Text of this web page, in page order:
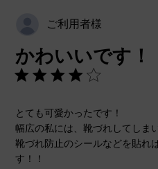
ご利用者様
かわいいです！
とても可愛かったです！
幅広の私には、靴づれしてしま
靴づれ防止のシールなどを貼れ
す！！